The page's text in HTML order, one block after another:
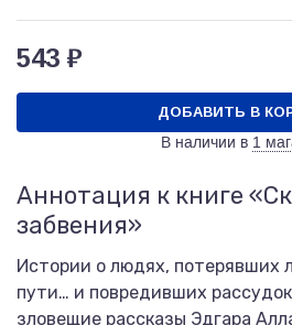
543 ₽
ДОБАВИТЬ В
В наличии в 1
Аннотация к книге
забвения»
Истории о людях, потерявших
пути… и повредивших
зловещие рассказы Эдгара